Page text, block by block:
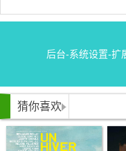
后台-系统设置-扩
猜你喜欢